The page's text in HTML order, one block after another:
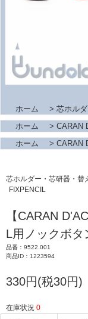
ホーム > 芯ホル
ホーム
> CARAN
ホーム
> CARAN
芯ホルダー・芯研器・替
FIXPENCIL
【CARAN
L用ノックボタ
品番：9522.001
商品ID：1223594
330円(税30円)
在庫状況 0